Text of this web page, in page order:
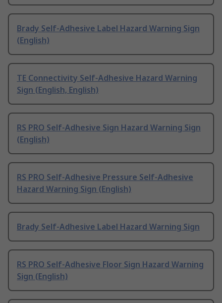
Brady Self-Adhesive Label Hazard Warning Sign
(English)
TE Connectivity Self-Adhesive Hazard Warning
Sign (English, English)
RS PRO Self-Adhesive Sign Hazard Warning Sign
(English)
RS PRO Self-Adhesive Pressure Self-Adhesive
Hazard Warning Sign (English)
Brady Self-Adhesive Label Hazard Warning Sign
RS PRO Self-Adhesive Floor Sign Hazard Warning
Sign (English)